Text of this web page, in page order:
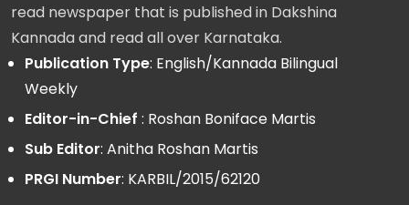
read newspaper that is published in Dakshina
Kannada and read all over Karnataka.
Publication Type: English/Kannada Bilingual
Weekly
Editor-in-Chief : Roshan Boniface Martis
Sub Editor: Anitha Roshan Martis
PRGI Number: KARBIL/2015/62120